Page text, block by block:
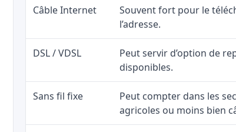
Câble Internet
Souvent fort pour le
l’adresse.
DSL / VDSL
Peut servir d’option de
disponibles.
Sans fil fixe
Peut compter dans les
agricoles ou moins bien